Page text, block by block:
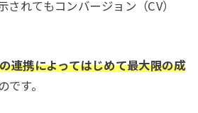
されてもコンバージョン（CV）
連携によってはじめて最大限の成
です。